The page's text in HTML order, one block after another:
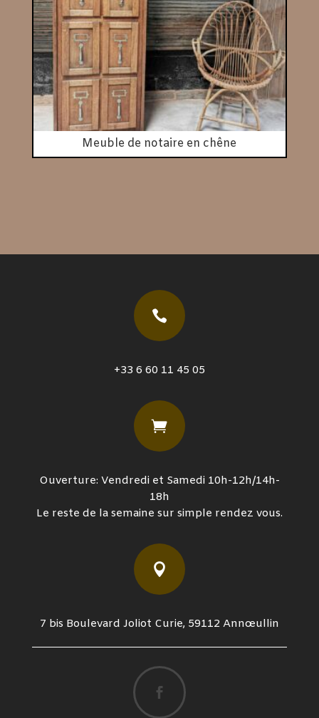
Meuble de notaire en chêne

+33 6 60 11 45 05

Ouverture: Vendredi et Samedi 10h-12h/14h-
18h
Le reste de la semaine sur simple rendez vous.

7 bis Boulevard Joliot Curie, 59112 Annœullin
